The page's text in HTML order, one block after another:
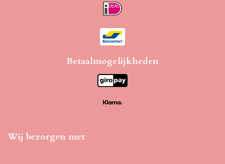
Betaalmogelijkheden
Wij bezorgen met